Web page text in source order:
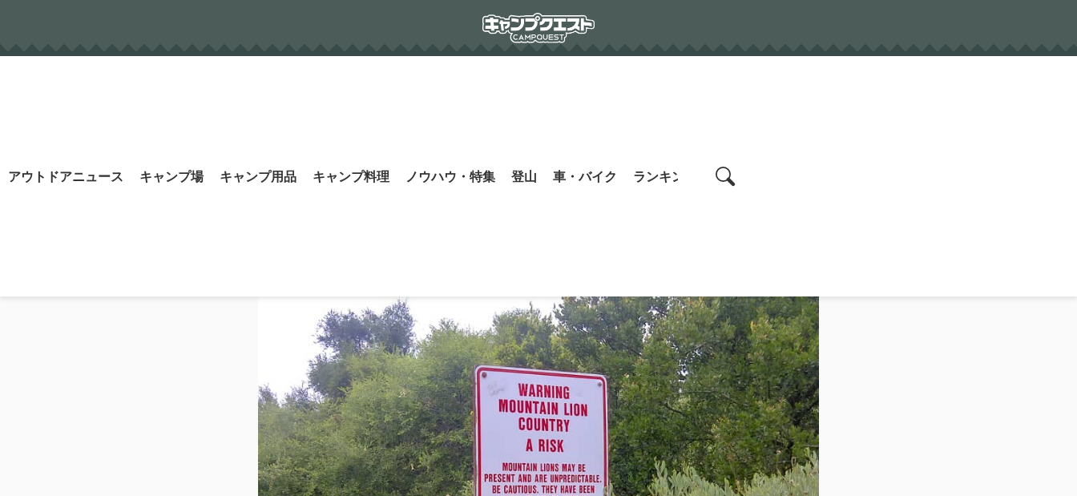
アウトドアニュース キャンプ場 キャンプ用品 キャンプ料理 ノウハウ・特集 登山 車・バイク ランキング search
Search